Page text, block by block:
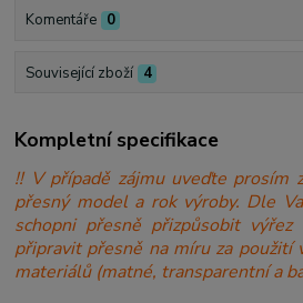
Komentáře 0
Související zboží 4
Kompletní specifikace
!! V případě zájmu uveďte prosím
přesný model a rok výroby. Dle
schopni přesně přizpůsobit
připravit přesně na míru za použití
materiálů (matné, transparentní a